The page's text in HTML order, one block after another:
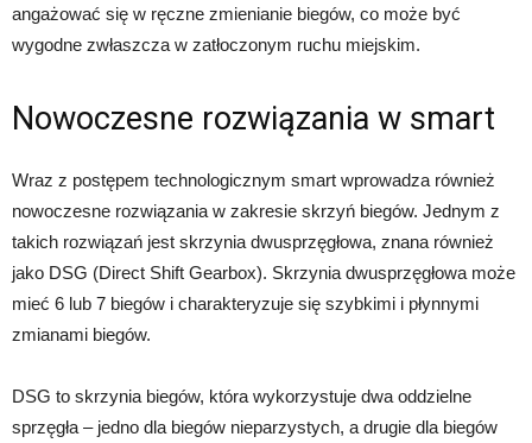
angażować się w ręczne zmienianie biegów, co może być
wygodne zwłaszcza w zatłoczonym ruchu miejskim.
Nowoczesne rozwiązania w smart
Wraz z postępem technologicznym smart wprowadza również
nowoczesne rozwiązania w zakresie skrzyń biegów. Jednym z
takich rozwiązań jest skrzynia dwusprzęgłowa, znana również
jako DSG (Direct Shift Gearbox). Skrzynia dwusprzęgłowa może
mieć 6 lub 7 biegów i charakteryzuje się szybkimi i płynnymi
zmianami biegów.
DSG to skrzynia biegów, która wykorzystuje dwa oddzielne
sprzęgła – jedno dla biegów nieparzystych, a drugie dla biegów